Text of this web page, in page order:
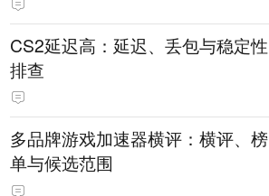
CS2延迟高：延迟、丢包与稳定性
排查
多品牌游戏加速器横评：横评、榜
单与候选范围